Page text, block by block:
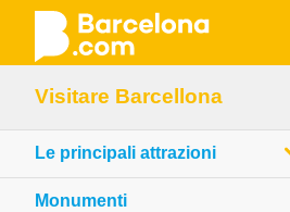
contenuto
principale
Visitare Barcellona
Le principali attrazioni
Monumenti